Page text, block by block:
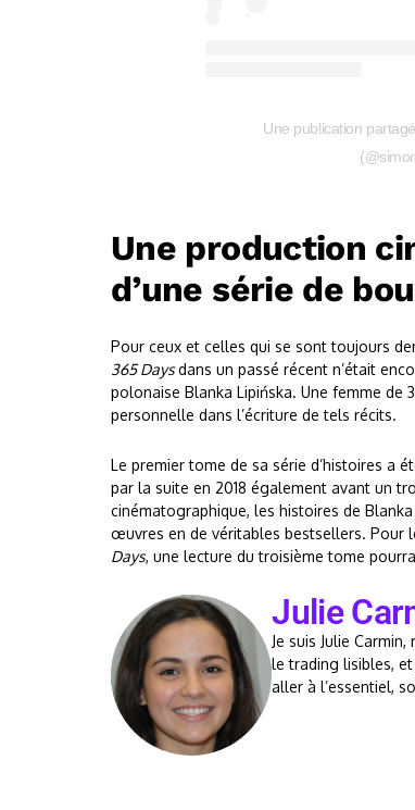
Une publication
Une production
d’une série de
Pour ceux et celles qui se sont toujours
365 Daysdans un passé récent n’était
polonaise Blanka Lipińska. Une femme de
personnelle dans l’écriture de tels récits.
Le premier tome de sa série d’histoires a
par la suite en 2018 également avant un
cinématographique, les histoires de
œuvres en de véritables bestsellers. Pour
Days, une lecture du troisième tome
Julie
Je suis Julie
le trading lisibles,
aller à l’essentiel,